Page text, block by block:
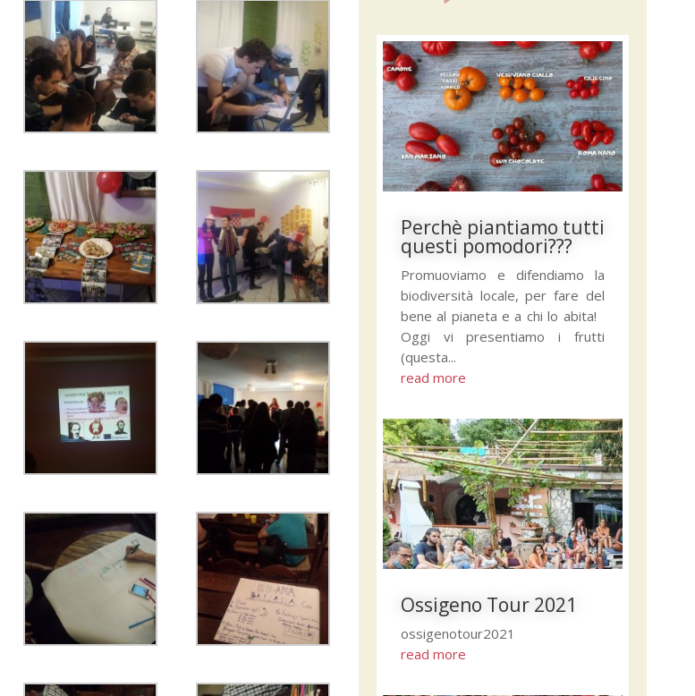
Perchè piantiamo tutti
questi pomodori???
Promuoviamo e difendiamo la
biodiversità locale, per fare del
bene al pianeta e a chi lo abita!
Oggi vi presentiamo i frutti
(questa...
read more
Ossigeno Tour 2021
ossigenotour2021
read more